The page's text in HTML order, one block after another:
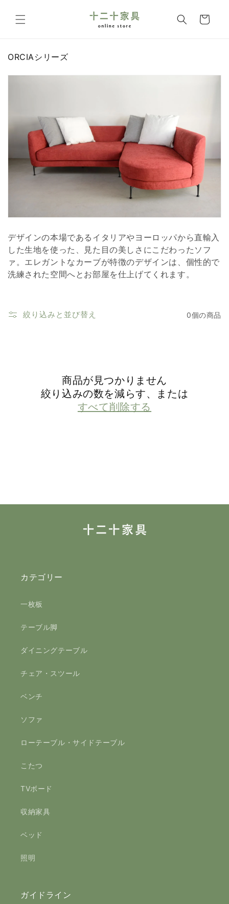
進む
ー
コ
ク
ORCIAシリーズ
デザインの本場であるイタリアやヨーロッパから直輸入
した生地を使った、見た目の美しさにこだわったソフ
ァ。エレガントなカーブが特徴のデザインは、個性的で
洗練された空間へとお部屋を仕上げてくれます。
絞り込みと並び替え 0個の商品
商品が見つかりません
絞り込みの数を減らす、または
すべて削除する
カテゴリー
一枚板
テーブル脚
ダイニングテーブル
チェア・スツール
ベンチ
ソファ
ローテーブル・サイドテーブル
こたつ
TVボード
収納家具
ベッド
照明
ガイドライン